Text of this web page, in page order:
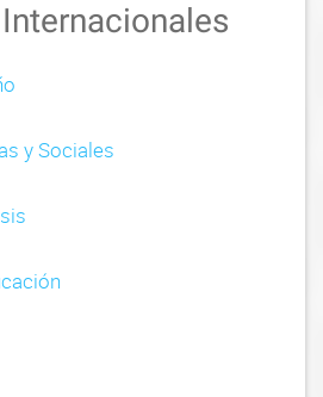
y Sociales